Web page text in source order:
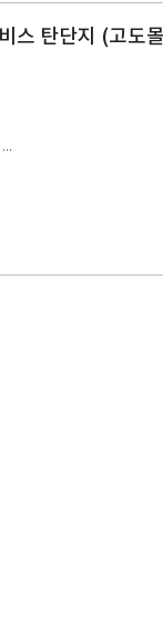
...